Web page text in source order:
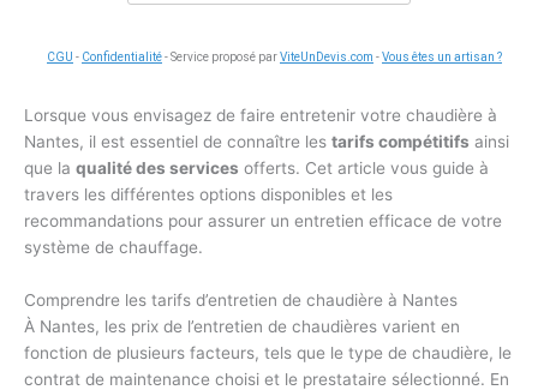
CGU - Confidentialité- Service proposé parViteUnDevis.com -Vous êtes un artisan ?
Lorsque vous envisagez de faire entretenir votre chaudière à
Nantes, il est essentiel de connaître les tarifs compétitifs ainsi
que la qualité des services offerts. Cet article vous guide à
travers les différentes options disponibles et les
recommandations pour assurer un entretien efficace de votre
système de chauffage.
Comprendre les tarifs d’entretien de chaudière à Nantes
À Nantes, les prix de l’entretien de chaudières varient en
fonction de plusieurs facteurs, tels que le type de chaudière, le
contrat de maintenance choisi et le prestataire sélectionné. En